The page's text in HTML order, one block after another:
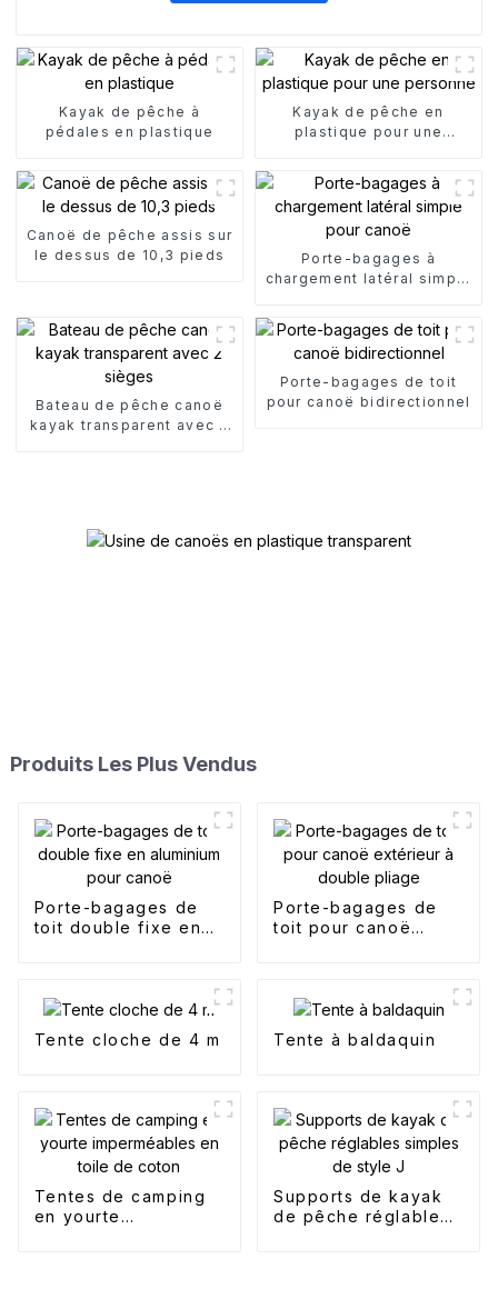
Kayak de pêche à
pédales en plastique
Kayak de pêche en
plastique pour une
Canoë de pêche assis sur
le dessus de 10,3 pieds
Porte-bagages à
chargement latéral simple
Bateau de pêche canoë
kayak transparent avec 2
Porte-bagages de toit
pour canoë bidirectionnel
Produits Les Plus Vendus
Porte-bagages de
toit double fixe en
Porte-bagages de
toit pour canoë
Tente cloche de 4 m Tente à baldaquin
Tentes de camping
en yourte
Supports de kayak
de pêche réglables